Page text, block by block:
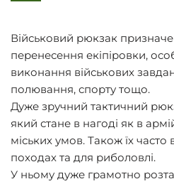
Військовий рюкзак
перенесення екіпіровки,
виконання військових
полювання, спорту тощо.
Дуже зручний тактичний
який стане в нагоді як в
міських умов. Також їх часто
походах та для риболовлі.
У ньому дуже грамотно